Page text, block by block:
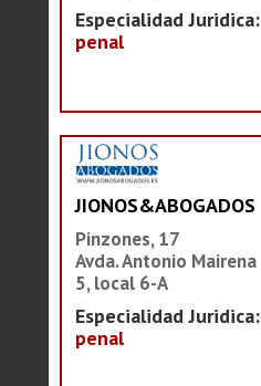
Especialidad Juridica:
penal
JIONOS&ABOGADOS
Pinzones, 17
Avda. Antonio Mairena
5, local 6-A
Especialidad Juridica:
penal